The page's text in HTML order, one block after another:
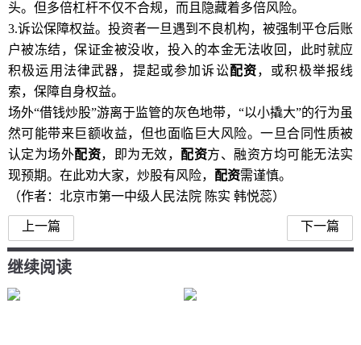
头。但多倍杠杆不仅不合规，而且隐藏着多倍风险。
3.诉讼保障权益。投资者一旦遇到不良机构，被强制平仓后账
户被冻结，保证金被没收，投入的本金无法收回，此时就应
积极运用法律武器，提起或参加诉讼配资，或积极举报线
索，保障自身权益。
场外“借钱炒股”游离于监管的灰色地带，“以小撬大”的行为虽
然可能带来巨额收益，但也面临巨大风险。一旦合同性质被
认定为场外配资，即为无效， 配资方、融资方均可能无法实
现预期。在此劝大家，炒股有风险， 配资需谨慎。
（作者：北京市第一中级人民法院 陈实 韩悦蕊）
上一篇 下一篇
继续阅读